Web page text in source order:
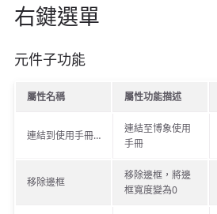
右鍵選單
元件子功能
屬性名稱 屬性功能描述
連結到使用手冊…
連結至博象使用
手冊
移除邊框
移除邊框，將邊
框寬度變為0